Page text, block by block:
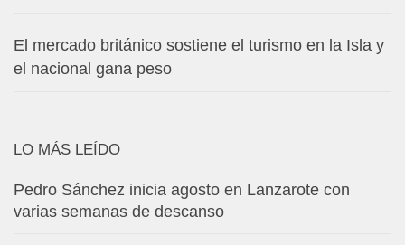
El mercado británico sostiene el turismo en la Isla y
el nacional gana peso
LO MÁS LEÍDO
Pedro Sánchez inicia agosto en Lanzarote con
varias semanas de descanso